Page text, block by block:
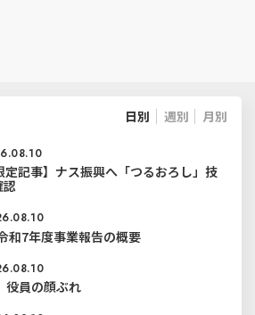
日別 週別 月別
定記事】ナス振興へ「つるおろし」技
認
和7年度事業報告の概要
員の顔ぶれ